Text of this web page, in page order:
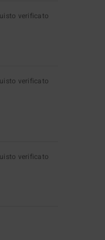
verificato
verificato
verificato